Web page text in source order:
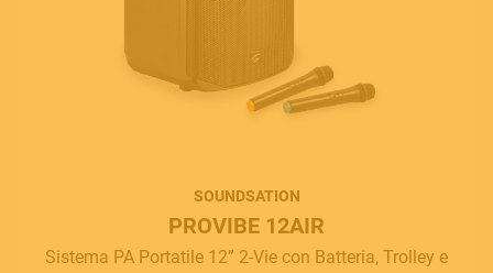
SOUNDSATION
PROVIBE 12AIR
Sistema PA Portatile 12” 2-Vie con Batteria, Trolley e